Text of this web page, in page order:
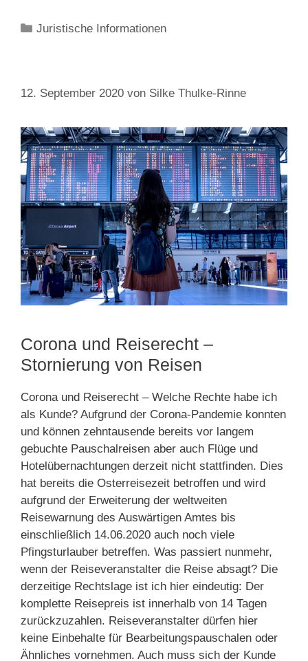
Kategorien
Juristische Informationen
12. September 2020 von Silke Thulke-Rinne
Corona und Reiserecht –
Stornierung von Reisen
Corona und Reiserecht – Welche Rechte habe ich
als Kunde? Aufgrund der Corona-Pandemie konnten
und können zehntausende bereits vor langem
gebuchte Pauschalreisen aber auch Flüge und
Hotelübernachtungen derzeit nicht stattfinden. Dies
hat bereits die Osterreisezeit betroffen und wird
aufgrund der Erweiterung der weltweiten
Reisewarnung des Auswärtigen Amtes bis
einschließlich 14.06.2020 auch noch viele
Pfingsturlauber betreffen. Was passiert nunmehr,
wenn der Reiseveranstalter die Reise absagt? Die
derzeitige Rechtslage ist ich hier eindeutig: Der
komplette Reisepreis ist innerhalb von 14 Tagen
zurückzuzahlen. Reiseveranstalter dürfen hier
keine Einbehalte für Bearbeitungspauschalen oder
Ähnliches vornehmen. Auch muss sich der Kunde